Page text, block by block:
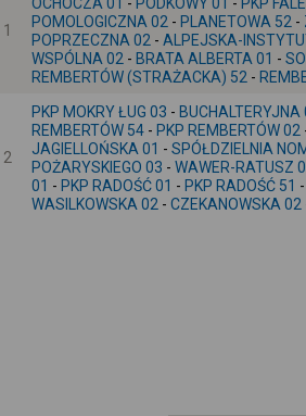
1
POMOLOGICZNA 02 - PLANETOWA 52 -
POPRZECZNA 02 - ALPEJSKA-
WSPÓLNA 02 - BRATA ALBERTA 01 -
REMBERTÓW (STRAŻACKA) 52 -
2
PKP MOKRY ŁUG 03 - BUCHALTERYJNA
REMBERTÓW 54 - PKP REMBERTÓW 02
JAGIELLOŃSKA 01 - SPÓŁDZIELNIA
POŻARYSKIEGO 03 - WAWER-RATUSZ
01 - PKP RADOŚĆ 01 - PKP RADOŚĆ 51 -
WASILKOWSKA 02 - CZEKANOWSKA 02